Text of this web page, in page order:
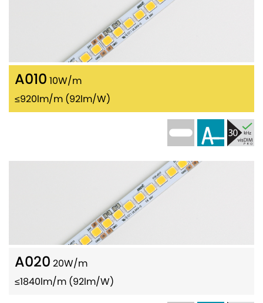
A010 10W/m
≤920lm/m (92lm/W)
A020 20W/m
≤1840lm/m (92lm/W)